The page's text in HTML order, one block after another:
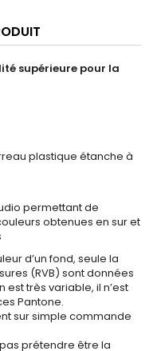
supérieure pour la
plastique étanche à
permettant de
obtenues en sur et
d’un fond, seule la
(RVB) sont données
très variable, il n’est
Pantone.
sur simple commande
prétendre être la